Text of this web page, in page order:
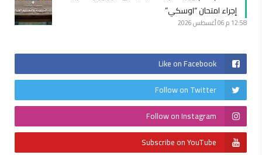
إجراء امتحان “اوسكي”
12:58 م 06 أغسطس 2026
Like on Facebook
Follow on Twitter
Follow on Instagram
Subscribe on YouTube